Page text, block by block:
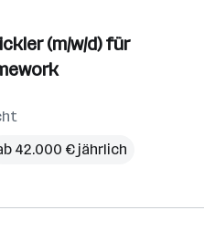
(m/w/d) für
42.000 € jährlich